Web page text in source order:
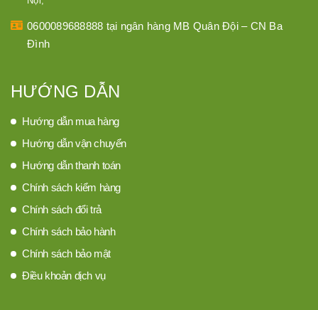
0600089688888 tại ngân hàng MB Quân Đội – CN Ba
Đình
HƯỚNG DẪN
Hướng dẫn mua hàng
Hướng dẫn vận chuyển
Hướng dẫn thanh toán
Chính sách kiểm hàng
Chính sách đổi trả
Chính sách bảo hành
Chính sách bảo mật
Điều khoản dịch vụ